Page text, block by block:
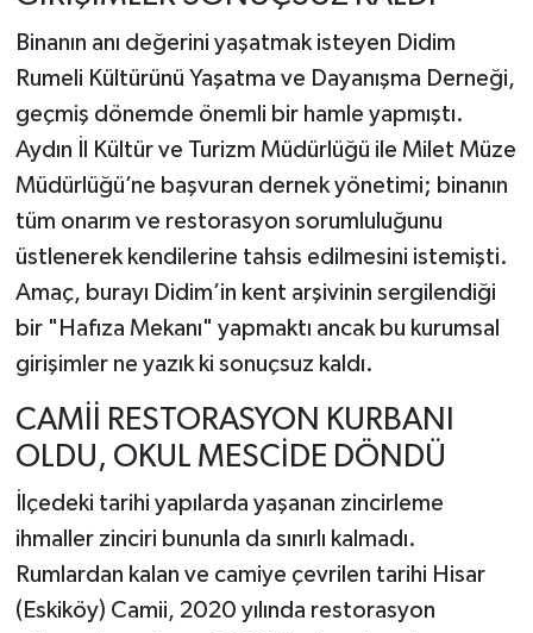
Binanın anı değerini yaşatmak isteyen Didim
Rumeli Kültürünü Yaşatma ve Dayanışma Derneği,
geçmiş dönemde önemli bir hamle yapmıştı.
Aydın İl Kültür ve Turizm Müdürlüğü ile Milet Müze
Müdürlüğü’ne başvuran dernek yönetimi; binanın
tüm onarım ve restorasyon sorumluluğunu
üstlenerek kendilerine tahsis edilmesini istemişti.
Amaç, burayı Didim’in kent arşivinin sergilendiği
bir "Hafıza Mekanı" yapmaktı ancak bu kurumsal
girişimler ne yazık ki sonuçsuz kaldı.
CAMİİ RESTORASYON KURBANI
OLDU, OKUL MESCİDE DÖNDÜ
İlçedeki tarihi yapılarda yaşanan zincirleme
ihmaller zinciri bununla da sınırlı kalmadı.
Rumlardan kalan ve camiye çevrilen tarihi Hisar
(Eskiköy) Camii, 2020 yılında restorasyon